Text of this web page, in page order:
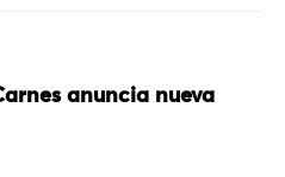
anuncia nueva